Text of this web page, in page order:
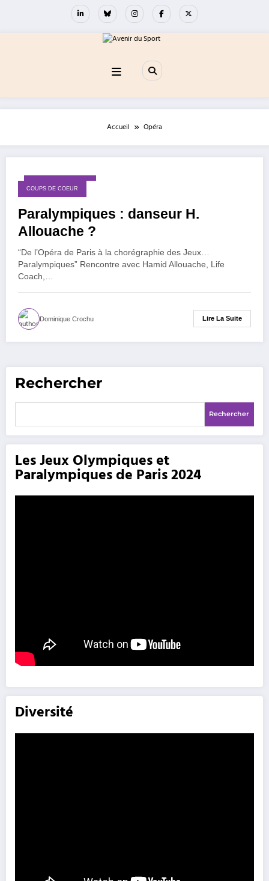
Accueil Opéra
10 septembre 2022
COUPS DE COEUR
Paralympiques : danseur H.
Allouache ?
“De l’Opéra de Paris à la chorégraphie des Jeux…
Paralympiques” Rencontre avec Hamid Allouache, Life
Coach,…
Dominique Crochu Lire La Suite
Rechercher
Rechercher
Les Jeux Olympiques et
Paralympiques de Paris 2024
Diversité